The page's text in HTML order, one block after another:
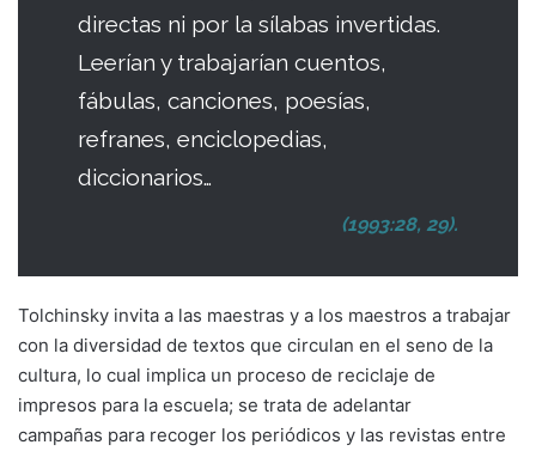
directas ni por la sílabas invertidas.
Leerían y trabajarían cuentos,
fábulas, canciones, poesías,
refranes, enciclopedias,
diccionarios…
(1993:28, 29).
Tolchinsky invita a las maestras y a los maestros a trabajar
con la diversidad de textos que circulan en el seno de la
cultura, lo cual implica un proceso de reciclaje de
impresos para la escuela; se trata de adelantar
campañas para recoger los periódicos y las revistas entre